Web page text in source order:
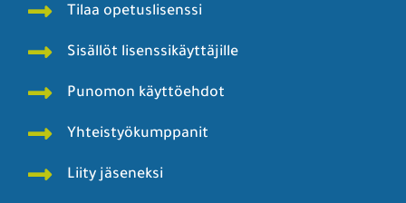
Tilaa opetuslisenssi
Sisällöt lisenssikäyttäjille
Punomon käyttöehdot
Yhteistyökumppanit
Liity jäseneksi